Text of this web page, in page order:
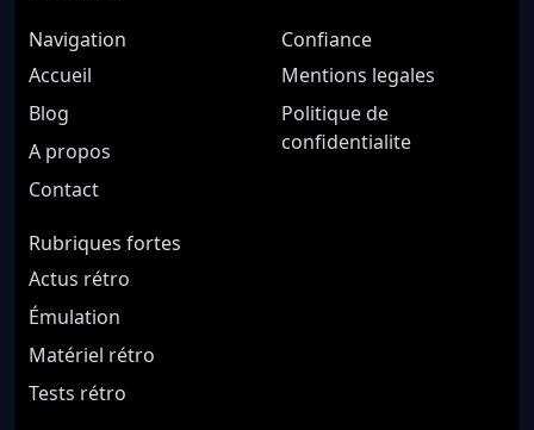
Navigation
Accueil
Blog
A propos
Contact
Confiance
Mentions legales
Politique de
confidentialite
Rubriques fortes
Actus rétro
Émulation
Matériel rétro
Tests rétro